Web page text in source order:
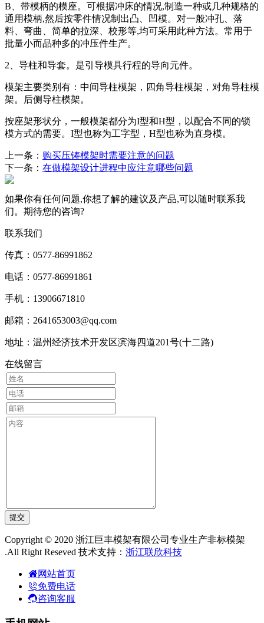
B、带模柄的模座。可根据冲床的情况,制造一种或几种规格的
通用模柄,然后按零件情况制出凸、凹模。对一般冲孔、落
料、弯曲、简单的拉深、校形等,均可采用此种方法。常用于
批量小而品种多的冲压件生产。
2、导柱和导套。是引导模具行程的导向元件。
模架主要类别有：中间导柱模架，四角导柱模架，对角导柱模
架。后侧导柱模架。
按座架形状分，一般模架都分为I型和H型，以配合不同的锁
模方式的需要。I型也称为工字型，H型也称为直身模。
上一条： 购买压铸模架时需要注意的问题
下一条： 在做模架设计进程中应注意哪些问题
如果你有任何问题,你想了解的建议及产品,可以随时联系我
们。期待您的咨询?
联系我们
传真：0577-86991862
电话：0577-86991861
手机：13906671810
邮箱：2641653003@qq.com
地址：温州经济技术开发区滨海四道201号(十二路)
在线留言
Copyright © 2020 浙江巨丰模架有限公司专业生产非标模架
.All Right Reseved 技术支持： 浙江联欣科技
网站首页
免费电话
咨询客服